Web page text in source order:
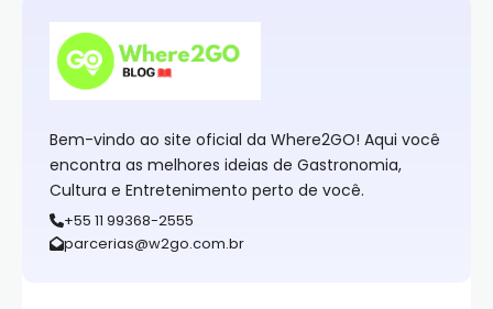
Bem-vindo ao site oficial da Where2GO! Aqui você
encontra as melhores ideias de Gastronomia,
Cultura e Entretenimento perto de você.
+55 11 99368-2555
parcerias@w2go.com.br